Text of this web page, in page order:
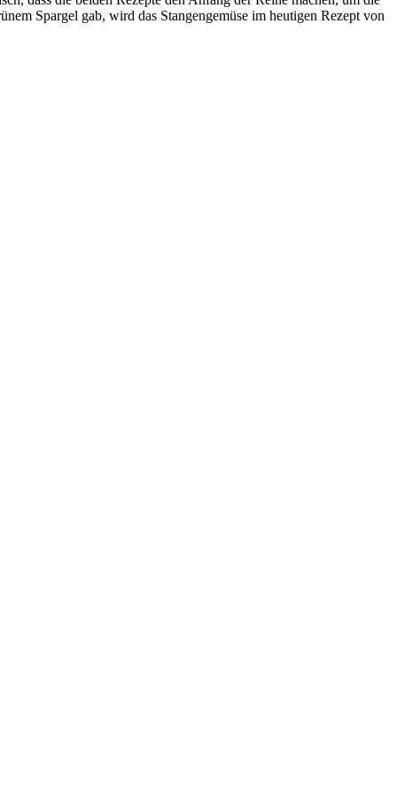
Spargel gab, wird das Stangengemüse im heutigen Rezept von